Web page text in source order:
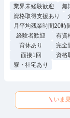
業界未経験歓迎 無
資格取得支援あり
月平均残業時間20時
経験者歓迎
有資
育休あり
完全
面接1回
資格
寮・社宅あり
いま